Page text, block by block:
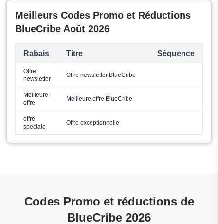
Meilleurs Codes Promo et Réductions
BlueCribe Août 2026
Rabais Titre Séquence
Offre
newsletter
Offre newsletter BlueCribe
Meilleure
offre
Meilleure offre BlueCribe
offre
speciale
Offre exceptionnelle
Codes Promo et réductions de
BlueCribe 2026